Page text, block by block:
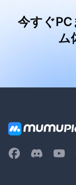
今すぐ
ム